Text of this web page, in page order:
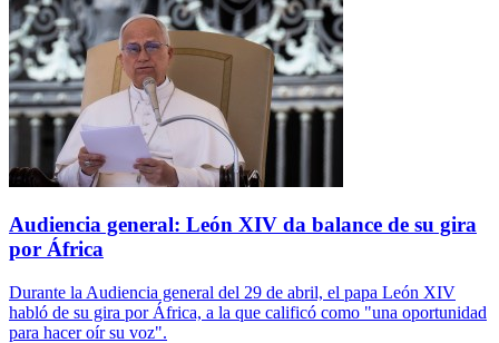
Audiencia general: León XIV da balance de su gira
por África
Durante la Audiencia general del 29 de abril, el papa León XIV
habló de su gira por África, a la que calificó como "una oportunidad
para hacer oír su voz".